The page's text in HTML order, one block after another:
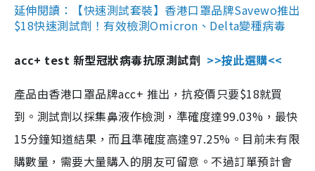
延伸閱讀：【快速測試套裝】香港口罩品牌Savewo推出
$18快速測試劑！有效檢測Omicron、Delta變種病毒
acc+ test 新型冠狀病毒抗原測試劑 >>按此選購<<
產品由香港口罩品牌acc+ 推出，抗疫價只要$18就買
到。測試劑以採集鼻液作檢測，準確度達99.03%，最快
15分鐘知道結果，而且準確度高達97.25%。目前未有限
購數量，需要大量購入的朋友可留意。不過訂單預計會